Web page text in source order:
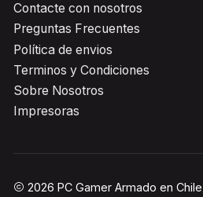
Contacte con nosotros
Preguntas Frecuentes
Política de envios
Terminos y Condiciones
Sobre Nosotros
Impresoras
2026 PC Gamer Armado en